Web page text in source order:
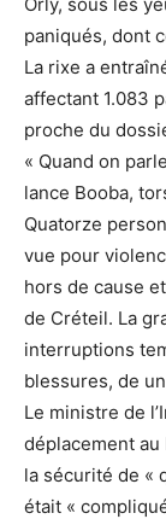
paniqués, dont
La rixe a
affectant 1.083
proche du
« Quand on
lance Booba,
Quatorze
vue pour
hors de cause
de Créteil. La
interruptions
blessures, de
Le ministre de
déplacement au
la sécurité de «
était «